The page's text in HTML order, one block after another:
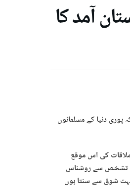
آمد کا
پوری دنیا کے مسلمانوں
ملاقات کی اس موقع
تشخص سے روشناس
بہت شوق سے سنتا ہوں